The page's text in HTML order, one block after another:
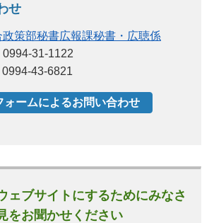
せ
政策部秘書広報課秘書・広聴係
31-1122
43-6821
ェブサイトにするためにみなさ
をお聞かせください